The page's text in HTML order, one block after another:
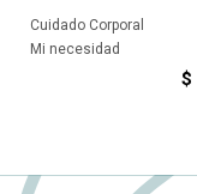
Cuidado Corporal
Mi necesidad
$